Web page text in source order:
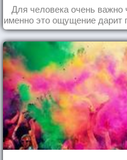
Для человека очень
именно это ощущение дарит
каждый день в